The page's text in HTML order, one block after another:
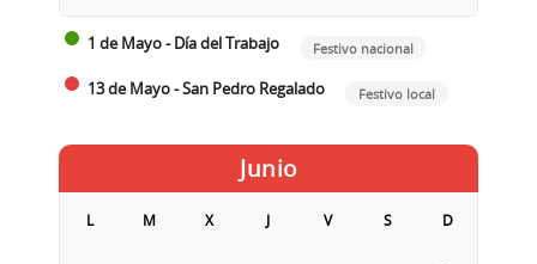
1 de Mayo - Día del Trabajo Festivo nacional
13 de Mayo - San Pedro Regalado Festivo local
Junio
L M X J V S D